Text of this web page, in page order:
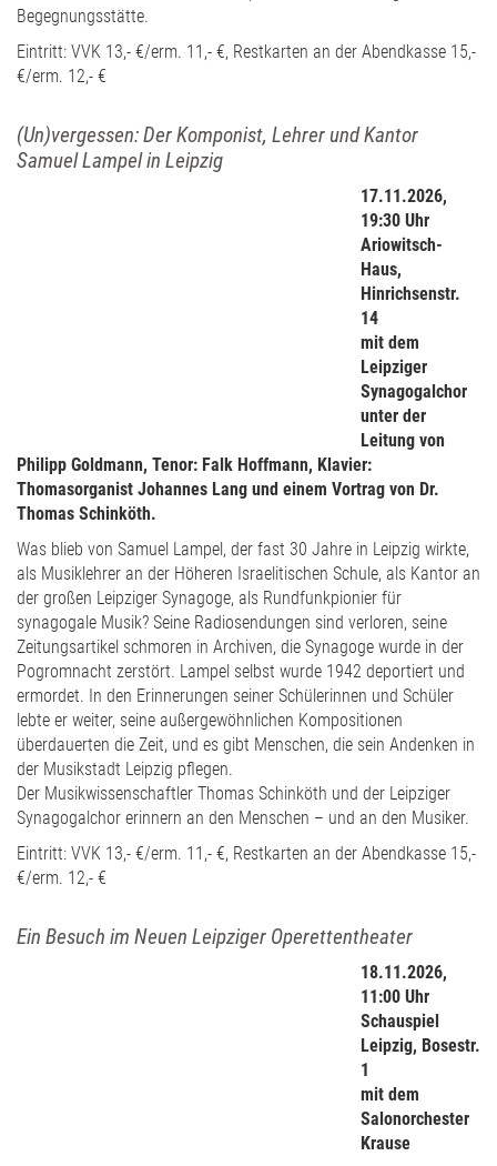
Begegnungsstätte.
Eintritt: VVK 13,- €/erm. 11,- €, Restkarten an der Abendkasse 15,-
€/erm. 12,- €
(Un)vergessen: Der Komponist, Lehrer und Kantor
Samuel Lampel in Leipzig
17.11.2026,
19:30 Uhr
Ariowitsch-
Haus,
Hinrichsenstr.
14
mit dem
Leipziger
Synagogalchor
unter der
Leitung von
Philipp Goldmann, Tenor: Falk Hoffmann, Klavier:
Thomasorganist Johannes Lang und einem Vortrag von Dr.
Thomas Schinköth.
Was blieb von Samuel Lampel, der fast 30 Jahre in Leipzig wirkte,
als Musiklehrer an der Höheren Israelitischen Schule, als Kantor an
der großen Leipziger Synagoge, als Rundfunkpionier für
synagogale Musik? Seine Radiosendungen sind verloren, seine
Zeitungsartikel schmoren in Archiven, die Synagoge wurde in der
Pogromnacht zerstört. Lampel selbst wurde 1942 deportiert und
ermordet. In den Erinnerungen seiner Schülerinnen und Schüler
lebte er weiter, seine außergewöhnlichen Kompositionen
überdauerten die Zeit, und es gibt Menschen, die sein Andenken in
der Musikstadt Leipzig pflegen.
Der Musikwissenschaftler Thomas Schinköth und der Leipziger
Synagogalchor erinnern an den Menschen – und an den Musiker.
Eintritt: VVK 13,- €/erm. 11,- €, Restkarten an der Abendkasse 15,-
€/erm. 12,- €
Ein Besuch im Neuen Leipziger Operettentheater
18.11.2026,
11:00 Uhr
Schauspiel
Leipzig, Bosestr.
1
mit dem
Salonorchester
Krause